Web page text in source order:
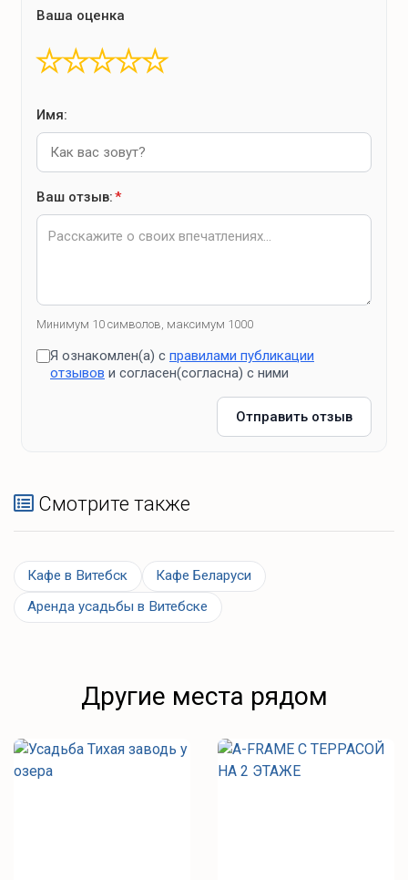
Ваша оценка
★
★
★
★
★
Имя:
Ваш отзыв:*
Минимум 10 символов, максимум 1000
Я ознакомлен(а) с правилами публикации
отзывов и согласен(согласна) с ними
Отправить отзыв
Смотрите также
Кафе в Витебск
Кафе Беларуси
Аренда усадьбы в Витебске
Другие места рядом